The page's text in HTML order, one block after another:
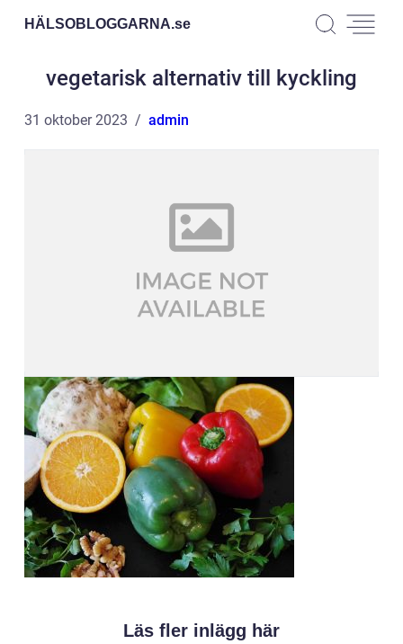
HÄLSOBLOGGARNA.se
vegetarisk alternativ till kyckling
31 oktober 2023 admin
Läs fler inlägg här